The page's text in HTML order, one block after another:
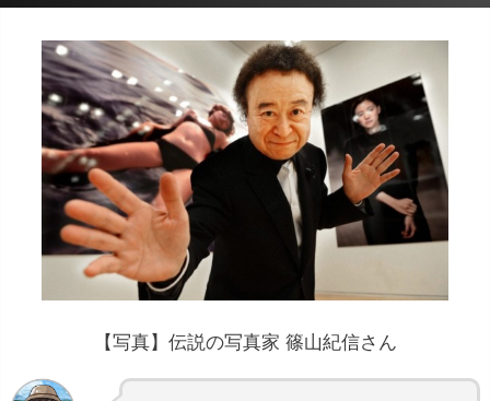
【写真】伝説の写真家 篠山紀信さん